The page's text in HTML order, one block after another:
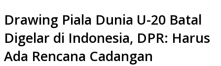
Drawing Piala Dunia U-20 Batal
Digelar di Indonesia, DPR: Harus
Ada Rencana Cadangan